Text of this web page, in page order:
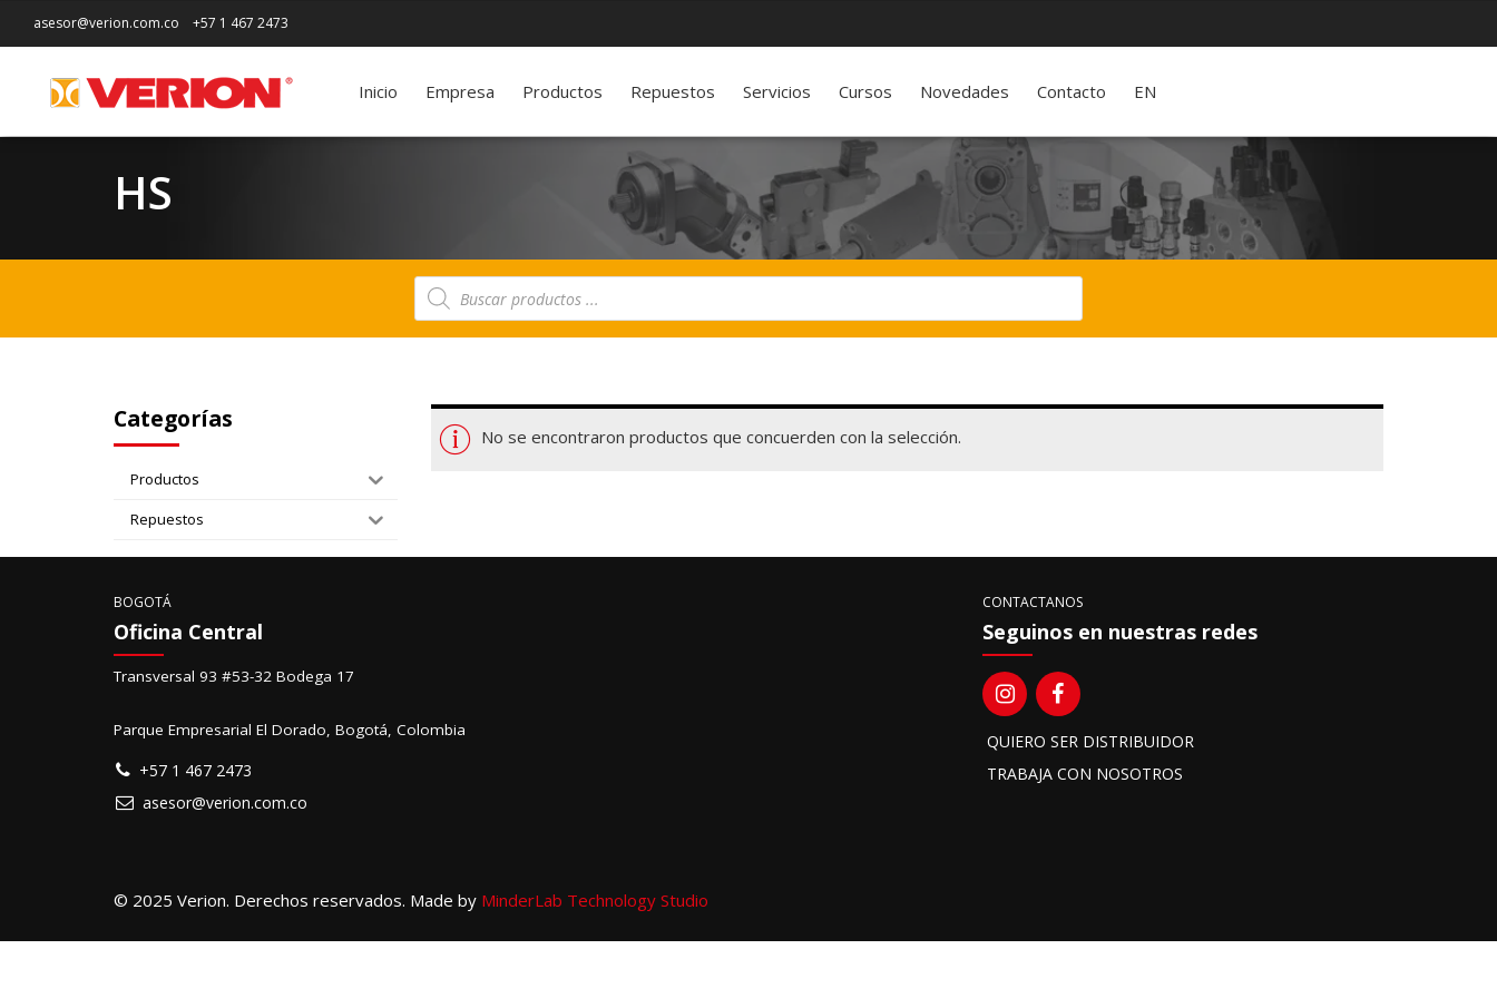
asesor@verion.com.co +57 1 467 2473
Inicio Empresa Productos Repuestos Servicios Cursos Novedades Contacto EN
HS
Búsqueda
de
productos
No se encontraron productos que concuerden con la selección.
Categorías
Productos
Repuestos
BOGOTÁ
Oficina Central
Transversal 93 #53-32 Bodega 17
Parque Empresarial El Dorado, Bogotá, Colombia
+57 1 467 2473
asesor@verion.com.co
CONTACTANOS
Seguinos en nuestras redes
QUIERO SER DISTRIBUIDOR
TRABAJA CON NOSOTROS
© 2025 Verion. Derechos reservados. Made by MinderLab Technology Studio